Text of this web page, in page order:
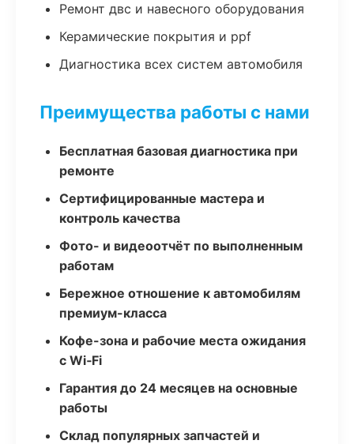
Ремонт двс и навесного оборудования
Керамические покрытия и ppf
Диагностика всех систем автомобиля
Преимущества работы с нами
Бесплатная базовая диагностика при
ремонте
Сертифицированные мастера и
контроль качества
Фото- и видеоотчёт по выполненным
работам
Бережное отношение к автомобилям
премиум-класса
Кофе-зона и рабочие места ожидания
с Wi‑Fi
Гарантия до 24 месяцев на основные
работы
Склад популярных запчастей и